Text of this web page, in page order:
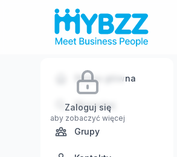
Zaloguj się
aby zobaczyć więcej
Strona główna
Wyszukaj
Grupy